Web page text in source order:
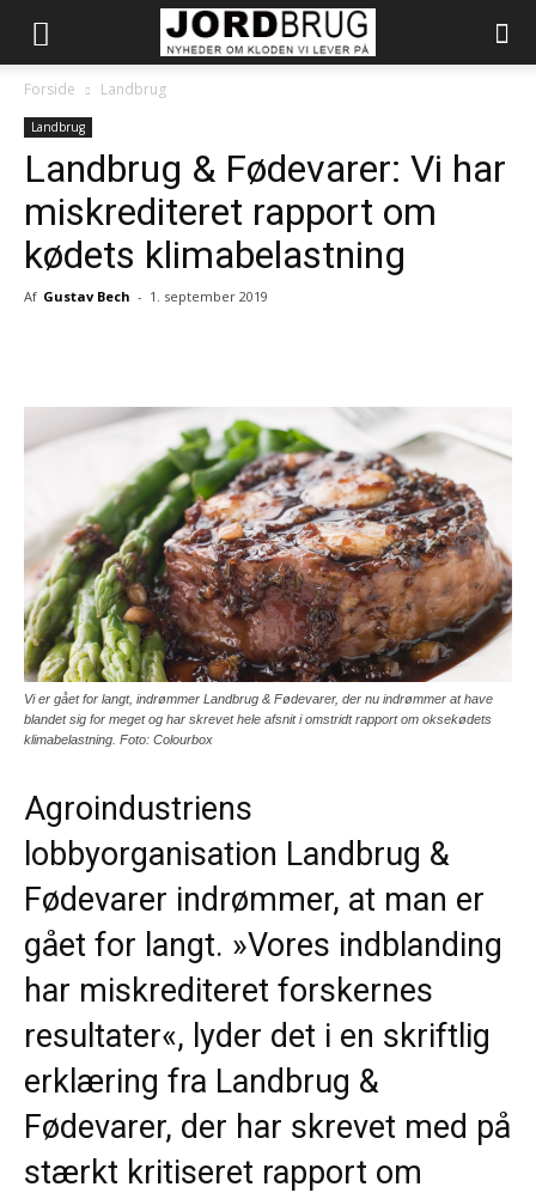
Forside Landbrug
Landbrug
Landbrug & Fødevarer: Vi har
miskrediteret rapport om
kødets klimabelastning
Af Gustav Bech - 1. september 2019
Vi er gået for langt, indrømmer Landbrug & Fødevarer, der nu indrømmer at have
blandet sig for meget og har skrevet hele afsnit i omstridt rapport om oksekødets
klimabelastning. Foto: Colourbox
Agroindustriens
lobbyorganisation Landbrug &
Fødevarer indrømmer, at man er
gået for langt. »Vores indblanding
har miskrediteret forskernes
resultater«, lyder det i en skriftlig
erklæring fra Landbrug &
Fødevarer, der har skrevet med på
stærkt kritiseret rapport om